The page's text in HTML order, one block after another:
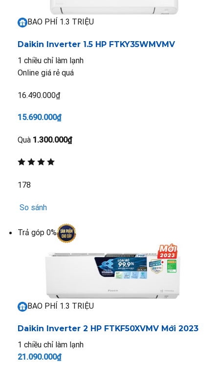
BAO PHÍ 1.3 TRIỆU
Daikin Inverter 1.5 HP FTKY35WMVMV
1 chiều chỉ làm lạnh
Online giá rẻ quá
16.490.000₫
15.690.000₫
Quà 1.300.000₫
178
So sánh
Trả góp 0%
BAO PHÍ 1.3 TRIỆU
Daikin Inverter 2 HP FTKF50XVMV Mới 2023
1 chiều chỉ làm lạnh
21.090.000₫